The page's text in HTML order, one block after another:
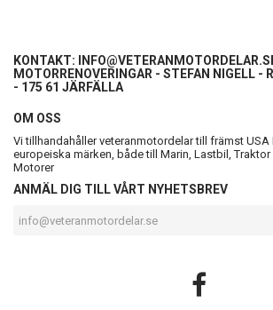
KONTAKT:
MOTORRENOVERINGAR - STEFAN NIGELL -
- 175 61 JÄRFÄLLA
OM OSS
Vi tillhandahåller veteranmotordelar till främst USA
europeiska märken, både till Marin, Lastbil,
Motorer
ANMÄL DIG TILL VÅRT NYHETSBREV